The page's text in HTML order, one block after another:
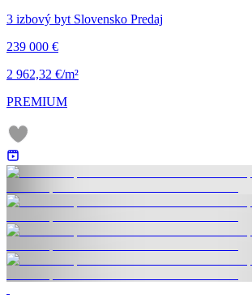
3 izbový byt Slovensko Predaj
239 000 €
2 962,32 €/m²
PREMIUM